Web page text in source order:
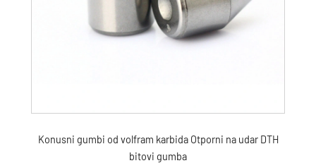
Konusni gumbi od volfram karbida Otporni na udar DTH
bitovi gumba